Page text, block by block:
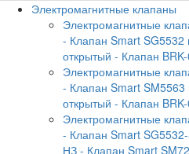
Электромагнитные клапаны
Электромагнитные
- Клапан Smart
открытый - Клапан
Электромагнитные
- Клапан Smart
открытый - Клапан
Электромагнитные
- Клапан Smart
НЗ - Клапан Smart